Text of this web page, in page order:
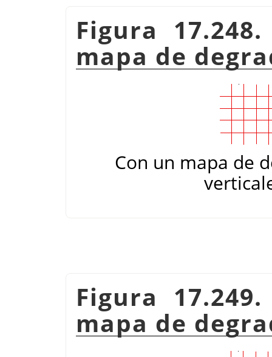
Figura
mapa de
Con un mapa de
Figura
mapa de